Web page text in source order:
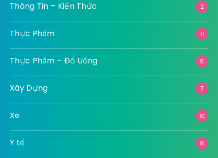
Thông Tin – Kiến Thức 2
Thực Phẩm 11
Thực Phẩm – Đồ Uống 6
Xây Dựng 7
Xe 10
Y tế 8